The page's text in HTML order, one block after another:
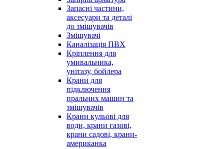
Запасні частини,
аксесуари та деталі
до змішувачів
Змішувачі
Каналізація ПВХ
Кріплення для
умивальника,
унітазу, бойлера
Крани для
підключення
пральних машин та
змішувачів
Крани кульові для
води, крани газові,
крани садові, крани-
американка